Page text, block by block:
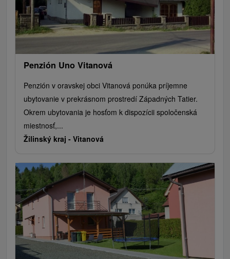
Penzión Uno Vitanová
Penzión v oravskej obci Vitanová ponúka príjemne
ubytovanie v prekrásnom prostredí Západných Tatier.
Okrem ubytovania je hosťom k dispozícii spoločenská
miestnosť,...
Žilinský kraj - Vitanová